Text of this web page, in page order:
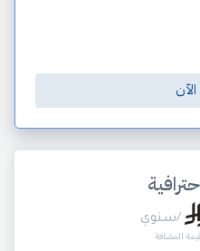
/سنوي
المضافة